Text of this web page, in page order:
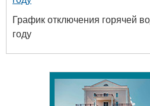
График отключения горячей
году